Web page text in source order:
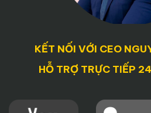
KẾT NỐI VỚI CEO
HỖ TRỢ TRỰC TIẾP